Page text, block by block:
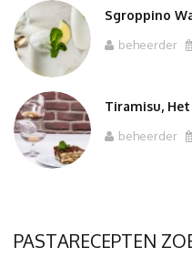
Sgroppino
beheerder
Tiramisu,
beheerder
PASTARECEPTEN